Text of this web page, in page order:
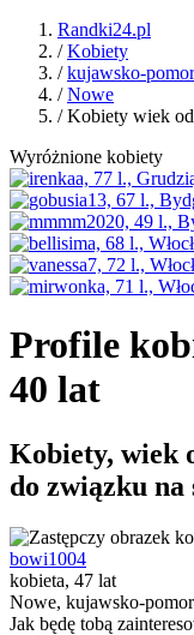
Randki24.pl
/Kobiety
/kujawsko-
/Nowe
/ Kobiety wiek
Wyróżnione kobiety
Profile
40 lat
Kobiety, wiek
do związku na
bowi1004
kobieta, 47 lat
Nowe, kujawsko-
Jak będę tobą